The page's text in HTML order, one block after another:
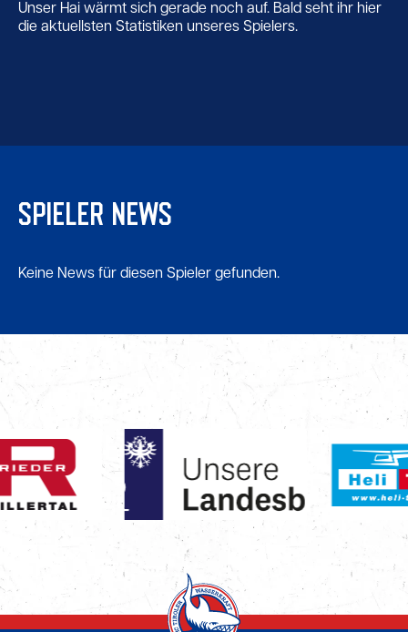
Unser Hai wärmt sich gerade noch auf. Bald seht ihr hier
die aktuellsten Statistiken unseres Spielers.
SPIELER NEWS
Keine News für diesen Spieler gefunden.